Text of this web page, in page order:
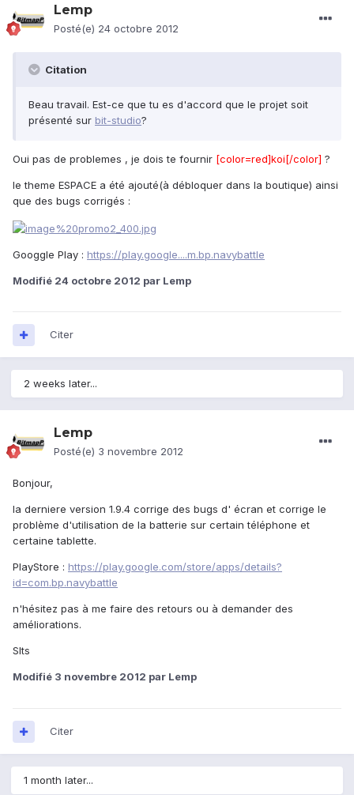
Lemp
Posté(e) 24 octobre 2012
Citation
Beau travail. Est-ce que tu es d'accord que le projet soit
présenté sur bit-studio?
Oui pas de problemes , je dois te fournir [color=red]koi[/color] ?
le theme ESPACE a été ajouté(à débloquer dans la boutique) ainsi
que des bugs corrigés :
Googgle Play : https://play.google....m.bp.navybattle
Modifié 24 octobre 2012 par Lemp
Citer
2 weeks later...
Lemp
Posté(e) 3 novembre 2012
Bonjour,
la derniere version 1.9.4 corrige des bugs d' écran et corrige le
problème d'utilisation de la batterie sur certain téléphone et
certaine tablette.
PlayStore : https://play.google.com/store/apps/details?
id=com.bp.navybattle
n'hésitez pas à me faire des retours ou à demander des
améliorations.
Slts
Modifié 3 novembre 2012 par Lemp
Citer
1 month later...